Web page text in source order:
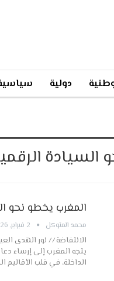
دولية
المغرب يخطو نحو
محمد المتوكل 2 فبراير, 2026
الانتفاضة // نور الهدى
يتجه المغرب إلى إرساء
الداخلة، في قلب الأقاليم